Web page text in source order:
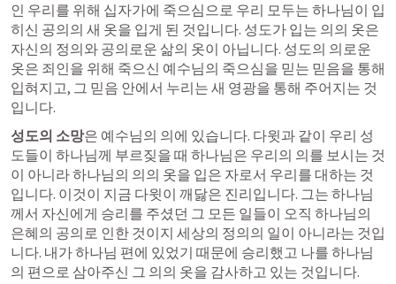
인 우리를 위해 십자가에 죽으심으로 우리 모두는 하나님이 입
히신 공의의 새 옷을 입게 된 것입니다. 성도가 입는 의의 옷은
자신의 정의와 공의로운 삶의 옷이 아닙니다. 성도의 의로운
옷은 죄인을 위해 죽으신 예수님의 죽으심을 믿는 믿음을 통해
입혀지고, 그 믿음 안에서 누리는 새 영광을 통해 주어지는 것
입니다.
성도의 소망은 예수님의 의에 있습니다. 다윗과 같이 우리 성
도들이 하나님께 부르짖을 때 하나님은 우리의 의를 보시는 것
이 아니라 하나님의 의의 옷을 입은 자로서 우리를 대하는 것
입니다. 이것이 지금 다윗이 깨닳은 진리입니다. 그는 하나님
께서 자신에게 승리를 주셨던 그 모든 일들이 오직 하나님의
은혜의 공의로 인한 것이지 세상의 정의의 일이 아니라는 것입
니다. 내가 하나님 편에 있었기 때문에 승리했고 나를 하나님
의 편으로 삼아주신 그 의의 옷을 감사하고 있는 것입니다.